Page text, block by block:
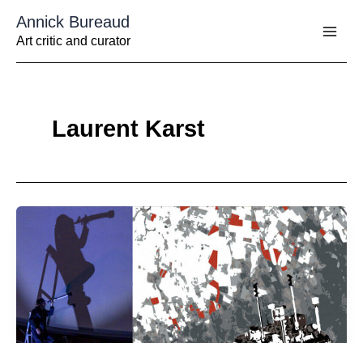
contenu
Annick Bureaud
Art critic and curator
Laurent Karst